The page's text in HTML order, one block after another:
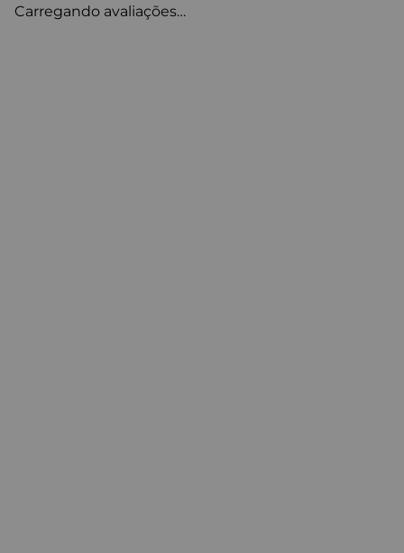
Título
Carregando avaliações…